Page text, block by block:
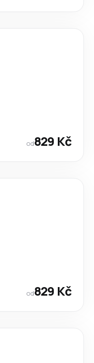
od829 Kč
od829 Kč